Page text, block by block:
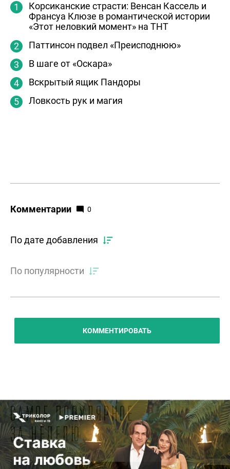
Корсиканские страсти: Венсан Кассель и
Франсуа Клюзе в романтической истории
«Этот неловкий момент» на ТНТ
Паттинсон подвел «Преисподнюю»
В шаге от «Оскара»
Вскрытый ящик Пандоры
Ловкость рук и магия
Комментарии 0
По дате добавления
По популярности
КОММЕНТИРОВАТЬ
Самое популярное
за неделю